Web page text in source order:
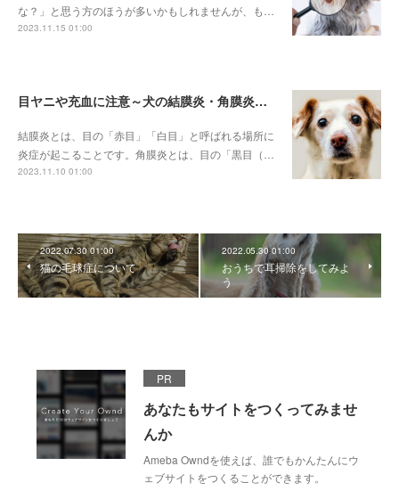
な？」と思う方のほうが多いかもしれませんが、も…
2023.11.15 01:00
目ヤニや充血に注意～犬の結膜炎・角膜炎について～
結膜炎とは、目の「赤目」「白目」と呼ばれる場所に
炎症が起こることです。角膜炎とは、目の「黒目（…
2023.11.10 01:00
2022.07.30 01:00
猫の毛球症について
2022.05.30 01:00
おうちで耳掃除をしてみよ
う
PR
あなたもサイトをつくってみませ
んか
Ameba Owndを使えば、誰でもかんたんにウ
ェブサイトをつくることができます。